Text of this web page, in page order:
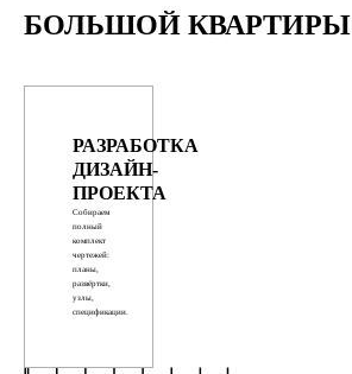
БОЛЬШОЙ КВАРТИРЫ
РАЗРАБОТКА
ДИЗАЙН-
ПРОЕКТА
Собираем
полный
комплект
чертежей:
планы,
развёртки,
узлы,
спецификации.